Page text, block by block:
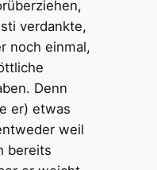
verdankte,
noch einmal,
Denn
er) etwas
weil
bereits